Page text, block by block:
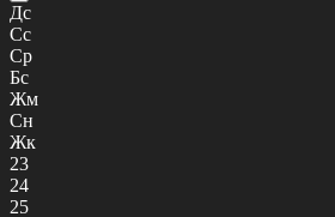
Дс
Сс
Ср
Бс
Жм
Сн
Жк
23
24
25